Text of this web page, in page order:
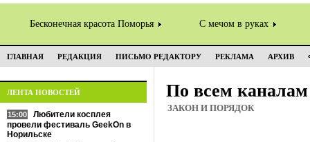
Бесконечная красота Поморья С мечом в руках
ГЛАВНАЯ РЕДАКЦИЯ ПИСЬМО РЕДАКТОРУ РЕКЛАМА АРХИВ
ЛЕНТА НОВОСТЕЙ
15:00
Любители косплея
провели фестиваль GeekOn в
Норильске
По всем каналам
ЗАКОН И ПОРЯДОК